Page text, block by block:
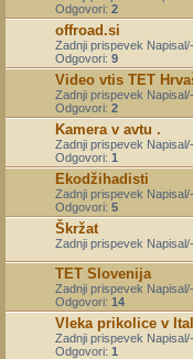
Odgovori: 2
offroad.si
Zadnji prispevek
Odgovori: 9
Video vtis TET
Zadnji prispevek
Odgovori: 2
Kamera v avtu .
Zadnji prispevek
Odgovori: 1
Ekodžihadisti
Zadnji prispevek
Odgovori: 5
Škržat
Zadnji prispevek
TET Slovenija
Zadnji prispevek
Odgovori: 14
Vleka prikolice v
Zadnji prispevek
Odgovori: 1